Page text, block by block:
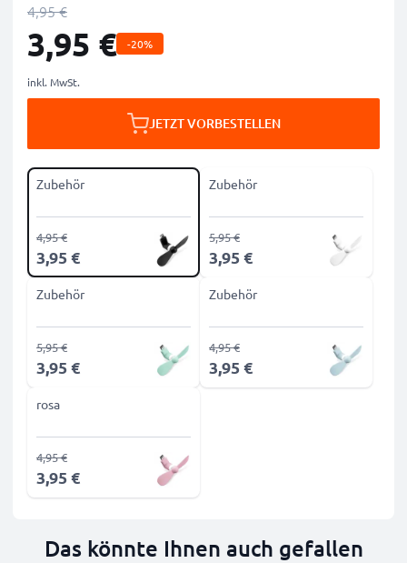
4,95 €
3,95 € -20%
inkl. MwSt.
JETZT VORBESTELLEN
Zubehör
3,95 €
4,95 €
Zubehör
3,95 €
5,95 €
Zubehör
3,95 €
5,95 €
Zubehör
3,95 €
4,95 €
rosa
3,95 €
4,95 €
Das könnte Ihnen auch gefallen